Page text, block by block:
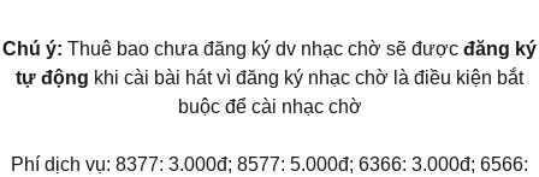
Chú ý: Thuê bao chưa đăng ký dv nhạc chờ sẽ được đăng ký
tự động khi cài bài hát vì đăng ký nhạc chờ là điều kiện bắt
buộc để cài nhạc chờ
Phí dịch vụ: 8377: 3.000đ; 8577: 5.000đ; 6366: 3.000đ; 6566: